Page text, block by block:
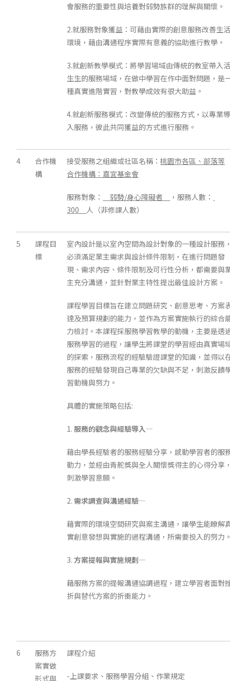
會服務的重要性與培養對弱勢族群的理解與關懷。
2.就服務對象獲益：可藉由實際的創意服務改善生
環境，藉由溝通程序實際有意義的協助進行教學。
3.就創新教學模式：將學習場域由傳統的教室帶入
生生的服務場域，在做中學習在作中面對問題，是
種真實進階實習，對教學成效有很大助益。
4.就創新服務模式：改變傳統的服務方式，以專業
入服務，彼此共同獲益的方式進行服務。
4
合作機
構
接受服務之組織或社區名稱：桃園市各區、部落等
合作機構：嘉宜基金會
服務對象： 弱勢/身心障礙者
，服務人數：
300人（非修課人數）
5
課程目
標
室內設計是以室內空間為設計對象的一種設計服務
必須滿足業主需求與設計條件限制，在進行問題發
現、需求內容、條件限制及可行性分析，都需要與
主充分溝通，並針對業主特性提出最佳設計方案。
課程學習目標旨在建立問題研究、創意思考、方案
達及預算規劃的能力，並作為方案實施執行的綜合
力檢討。本課程採服務學習教學的動機，主要是透
服務學習的過程，讓學生將課堂的學習經由真實場
的探索，服務流程的經驗驗證課堂的知識，並得以
服務的經驗發現自己專業的欠缺與不足，刺激反饋
習動機與努力。
具體的實施策略包括:
1.服務的觀念與經驗導入—
藉由學長經驗者的服務經驗分享，感動學習者的服
動力，並經由青舵獎與全人關懷獎得主的心得分享
刺激學習意願。
2.需求調查與溝通經驗—
藉實際的環境空間研究與案主溝通，讓學生能瞭解
實創意發想與實施的過程溝通，所需要投入的努力
3.方案提報與實施規劃—
藉服務方案的提報溝通協調過程，建立學習者面對
折與替代方案的折衝能力。
6
服務方
案實做
形式與
課程介紹
-上課要求、服務學習分組、作業規定